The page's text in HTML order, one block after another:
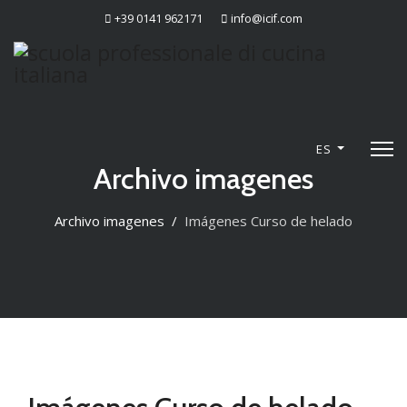
+39 0141 962171 info@icif.com
ES
Archivo imagenes
Archivo imagenes Imágenes Curso de helado